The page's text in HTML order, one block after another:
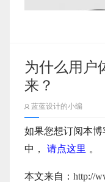
为什么用户
来？
蓝蓝设计的小编
如果您想订阅本
中，
请点这里 。
本文来自： http://